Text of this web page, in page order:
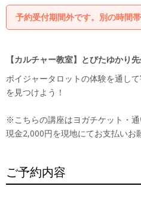
予約受付期間外です。別の時間
【カルチャー教室】とびたゆかり
ボイジャータロットの体験を通し
を見つけよう！
※こちらの講座はヨガチケット・通
現金2,000円を現地にてお支払いお
ご予約内容